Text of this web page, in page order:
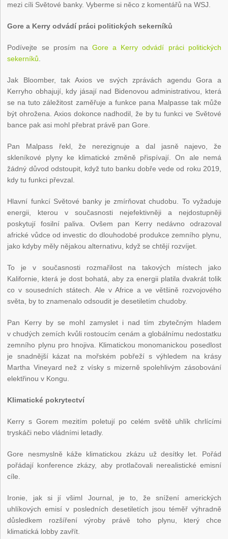
mezi cíli Světové banky. Vyberme si něco z komentářů na WSJ.
Gore a Kerry odvádí práci politických sekerníků
Podívejte se prosím na Gore a Kerry odvádí práci politických
sekerníků.
Jak Bloomber, tak Axios ve svých zprávách agendu Gora a
Kerryho obhajují, kdy jásají nad Bidenovou administrativou, která
se na tuto záležitost zaměřuje a funkce pana Malpasse tak může
být ohrožena. Axios dokonce nadhodil, že by tu funkci ve Světové
bance pak asi mohl přebrat právě pan Gore.
Pan Malpass řekl, že nerezignuje a dal jasně najevo, že
skleníkové plyny ke klimatické změně přispívají. On ale nemá
žádný důvod odstoupit, když tuto banku dobře vede od roku 2019,
kdy tu funkci převzal.
Hlavní funkcí Světové banky je zmírňovat chudobu. To vyžaduje
energii, kterou v současnosti nejefektivněji a nejdostupněji
poskytují fosilní paliva. Ovšem pan Kerry nedávno odrazoval
africké vůdce od investic do dlouhodobé produkce zemního plynu,
jako kdyby měly nějakou alternativu, když se chtějí rozvíjet.
To je v současnosti rozmařilost na takových místech jako
Kalifornie, která je dost bohatá, aby za energii platila dvakrát tolik
co v sousedních státech. Ale v Africe a ve většině rozvojového
světa, by to znamenalo odsoudit je desetiletím chudoby.
Pan Kerry by se mohl zamyslet i nad tím zbytečným hladem
v chudých zemích kvůli rostoucím cenám a globálnímu nedostatku
zemního plynu pro hnojiva. Klimatickou monomanickou posedlost
je snadnější kázat na mořském pobřeží s výhledem na krásy
Martha Vineyard než z vísky s mizerně spolehlivým zásobování
elektřinou v Kongu.
Klimatické pokrytectví
Kerry s Gorem mezitím poletují po celém světě uhlík chrlícími
tryskáči nebo vládními letadly.
Gore nesmyslně káže klimatickou zkázu už desítky let. Pořád
pořádají konference zkázy, aby protlačovali nerealistické emisní
cíle.
Ironie, jak si jí všiml Journal, je to, že snížení amerických
uhlíkových emisí v posledních desetiletích jsou téměř výhradně
důsledkem rozšíření výroby právě toho plynu, který chce
klimatická lobby zavřít.